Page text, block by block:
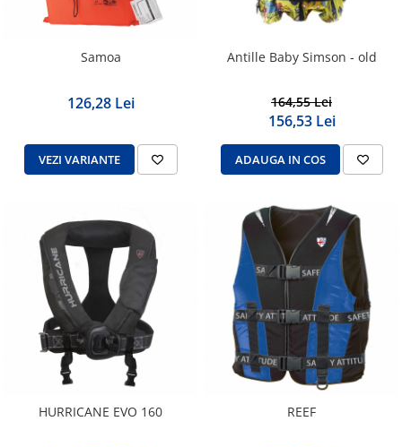
Samoa
126,28 Lei
VEZI VARIANTE
Antille Baby Simson - old
164,55 Lei
156,53 Lei
ADAUGA IN COS
HURRICANE EVO 160 REEF